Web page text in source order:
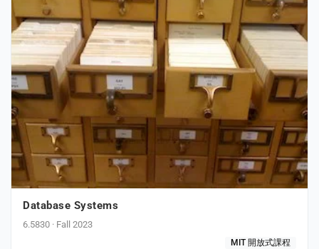
Database Systems
6.5830 · Fall 2023
MIT 開放式課程